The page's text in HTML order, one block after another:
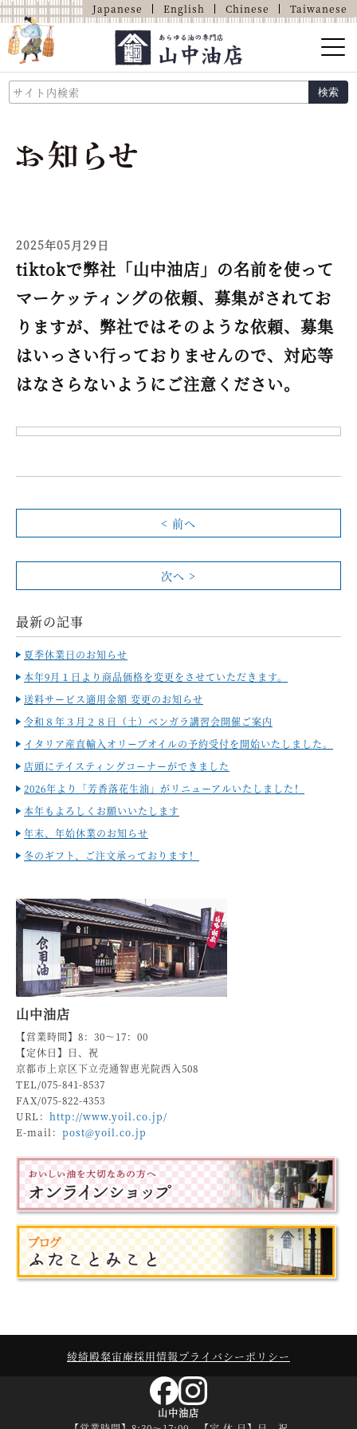
Japanese English Chinese Taiwanese
検索
山中油店的介绍
商品介绍
2025年05月29日
tiktokで弊社「山中油店」の名前を使って
マーケッティングの依頼、募集がされてお
りますが、弊社ではそのような依頼、募集
はいっさい行っておりませんので、対応等
はなさらないようにご注意ください。
< 前へ
次へ >
最新の記事
夏季休業日のお知らせ
本年9月１日より商品価格を変更をさせていただきます。
送料サービス適用金額 変更のお知らせ
令和８年３月２８日（土）ベンガラ講習会開催ご案内
イタリア産直輸入オリーブオイルの予約受付を開始いたしました。
店頭にテイスティングコーナーができました
2026年より「芳香落花生油」がリニューアルいたしました！
本年もよろしくお願いいたします
年末、年始休業のお知らせ
冬のギフト、ご注文承っております！
山中油店
【営業時間】8：30～17：00
【定休日】日、祝
京都市上京区下立売通智恵光院西入508
TEL/075-841-8537
FAX/075-822-4353
URL： http://www.yoil.co.jp/
E-mail： post@yoil.co.jp
綾綺殿粲宙庵採用情報 プライバシーポリシー
山中油店